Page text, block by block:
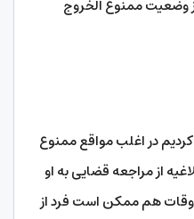
وضعیت ممنوع الخروج
در اغلب مواقع ممنوع
از مراجعه قضایی به او
اوقات هم ممکن است فرد از